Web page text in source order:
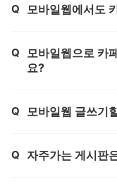
Q 모바일웹에서도
Q
모바일웹으로 카
요?
Q 모바일웹 글쓰기
Q 자주가는 게시판